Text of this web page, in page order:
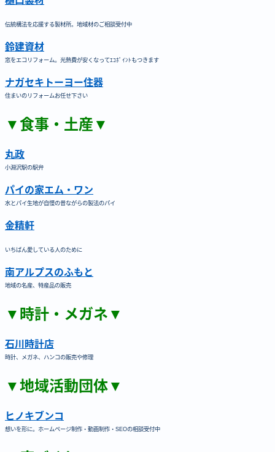
伝統構法を応援する製材所。地域材のご相談受付中
鈴建資材
窓をエコリフォーム。光熱費が安くなってｴｺﾎﾟｲﾝﾄもつきます
ナガセキトーヨー住器
住まいのリフォームお任せ下さい
▼食事・土産▼
丸政
小淵沢駅の駅弁
パイの家エム・ワン
水とパイ生地が自慢の昔ながらの製法のパイ
金精軒
いちばん愛している人のために
南アルプスのふもと
地域の名産、特産品の販売
▼時計・メガネ▼
石川時計店
時計、メガネ、ハンコの販売や修理
▼地域活動団体▼
ヒノキブンコ
想いを形に。ホームページ制作・動画制作・SEOの相談受付中